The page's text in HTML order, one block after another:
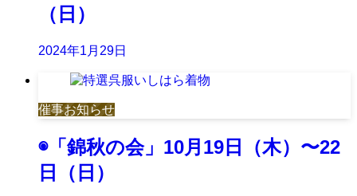
（日）
2024年1月29日
催事お知らせ
◉「錦秋の会」10月19日（木）〜22
日（日）